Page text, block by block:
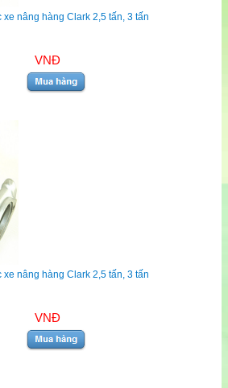
xe nâng hàng Clark 2,5 tấn, 3 tấn
VNĐ
xe nâng hàng Clark 2,5 tấn, 3 tấn
VNĐ